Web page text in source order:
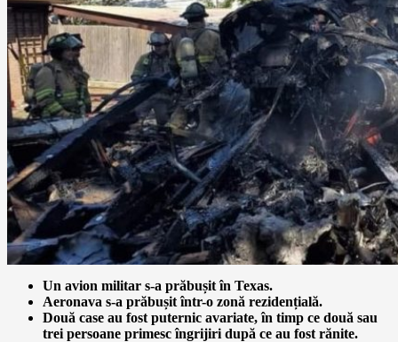
Un avion militar s-a prăbușit în Texas.
Aeronava s-a prăbușit într-o zonă rezidențială.
Două case au fost puternic avariate, în timp ce două sau
trei persoane primesc îngrijiri după ce au fost rănite.